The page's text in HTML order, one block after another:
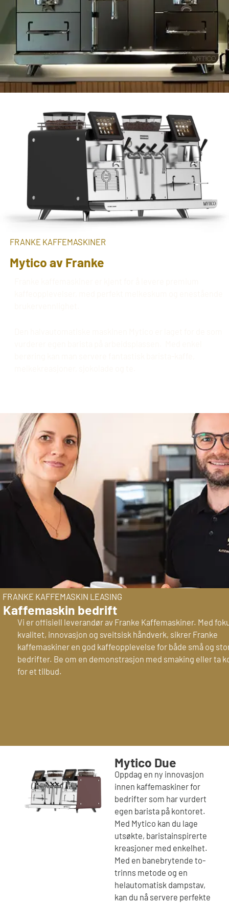
FRANKE KAFFEMASKINER
Mytico av Franke
FRANKE KAFFEMASKIN LEASING
Kaffemaskin bedrift
Vi er offisiell leverandør av Franke Kaffemaskiner. Med
kvalitet, innovasjon og sveitsisk håndverk, sikrer Franke
kaffemaskiner en god kaffeopplevelse for både små og
bedrifter. Be om en demonstrasjon med smaking eller ta
for et tilbud.
Mytico Due
Oppdag en ny innovasjon
innen kaffemaskiner for
bedrifter som har vurdert
egen barista på kontoret.
Med Mytico kan du lage
utsøkte, baristainspirerte
kreasjoner med enkelhet.
Med en banebrytende to-
trinns metode og en
helautomatisk dampstav,
kan du nå servere perfekte